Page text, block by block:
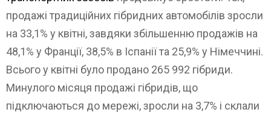
продажі традиційних гібридних автомобілів зросли
на 33,1% у квітні, завдяки збільшенню продажів на
48,1% у Франції, 38,5% в Іспанії та 25,9% у Німеччині.
Всього у квітні було продано 265 992 гібриди.
Минулого місяця продажі гібридів, що
підключаються до мережі, зросли на 3,7% і склали